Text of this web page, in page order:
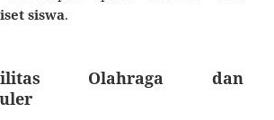
siswa.
Olahraga dan